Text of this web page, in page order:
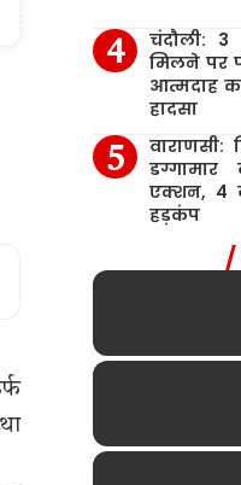
चंदौली:
मिलने पर
आत्मदाह
हादसा
वाराणसी:
डग्गामार
एक्शन, 4
हड़कंप